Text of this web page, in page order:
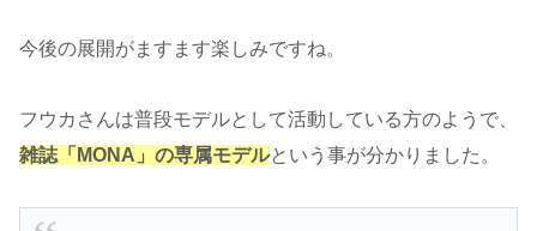
今後の展開がますます楽しみですね。
フウカさんは普段モデルとして活動している方のようで、
雑誌「MONA」の専属モデルという事が分かりました。